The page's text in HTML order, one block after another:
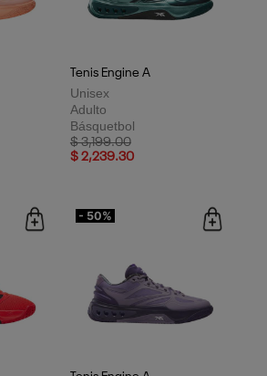
Tenis Engine A
Unisex
Adulto
Básquetbol
Price reduced from
$ 3,199.00to
$ 2,239.30
- 50%